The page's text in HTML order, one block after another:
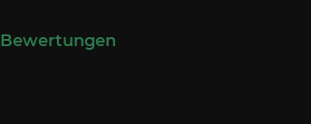
Bewertungen